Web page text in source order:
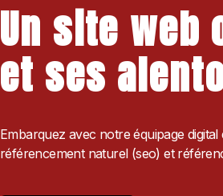
Un site web
et ses
Embarquez avec notre équipage
référencement naturel (seo) et